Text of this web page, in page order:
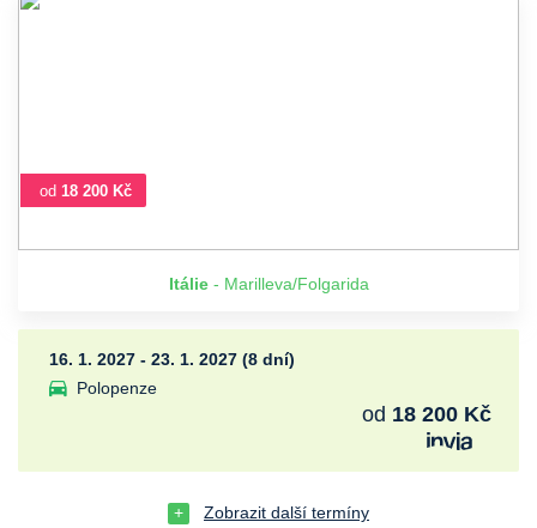
od 18 200 Kč
Itálie- Marilleva/Folgarida
16. 1. 2027 - 23. 1. 2027 (8 dní)
Polopenze
od 18 200 Kč
Zobrazit další termíny